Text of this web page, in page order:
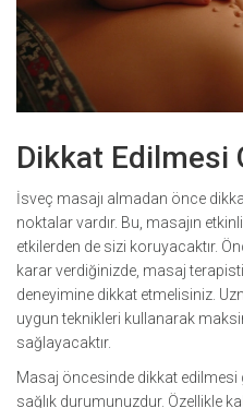
Dikkat Edilmesi
İsveç masajı almadan önce
noktalar vardır. Bu, masajın
etkilerden de sizi koruyacaktır.
karar verdiğinizde, masaj
deneyimine dikkat etmelisiniz.
uygun teknikleri kullanarak
sağlayacaktır.
Masaj öncesinde dikkat edilmesi
sağlık durumunuzdur. Özellikle